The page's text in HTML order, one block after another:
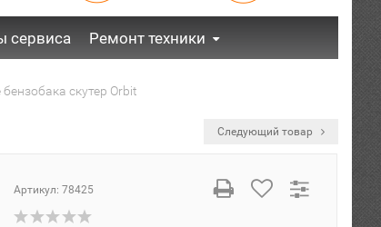
сервиса Ремонт техники
скутер Orbit
Следующий товар
Артикул: 78425